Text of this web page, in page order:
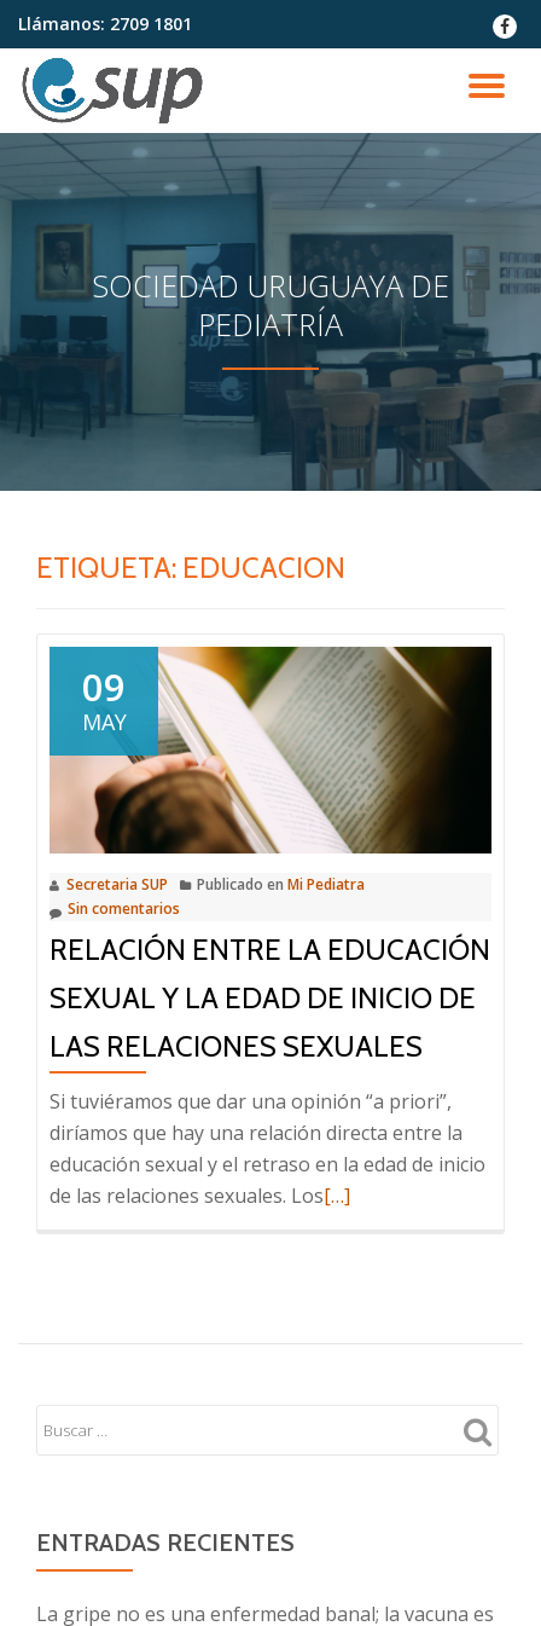
Saltar
contenido
Llámanos: 2709 1801
fa-
SOCIEDAD URUGUAYA DE
PEDIATRÍA
ETIQUETA: EDUCACION
09
MAY
Secretaria SUP Publicado en Mi Pediatra
Sin comentarios
RELACIÓN ENTRE LA EDUCACIÓN
SEXUAL Y LA EDAD DE INICIO DE
LAS RELACIONES SEXUALES
Si tuviéramos que dar una opinión “a priori”,
diríamos que hay una relación directa entre la
educación sexual y el retraso en la edad de inicio
de las relaciones sexuales. LosLeer
la
sexual
de
[…]
ENTRADAS RECIENTES
La gripe no es una enfermedad banal; la vacuna es